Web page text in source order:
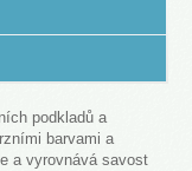
podkladů a
barvami a
a vyrovnává savost